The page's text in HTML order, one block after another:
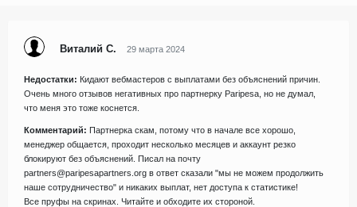
Виталий С. 29 марта 2024
Недостатки: Кидают вебмастеров с выплатами без объяснений причин.
Очень много отзывов негативных про партнерку Paripesa, но не думал,
что меня это тоже коснется.
Комментарий: Партнерка скам, потому что в начале все хорошо,
менеджер общается, проходит несколько месяцев и аккаунт резко
блокируют без объяснений. Писал на почту
partners@paripesapartners.org в ответ сказали "мы не можем продолжить
наше сотрудничество" и никаких выплат, нет доступа к статистике!
Все пруфы на скринах. Читайте и обходите их стороной.